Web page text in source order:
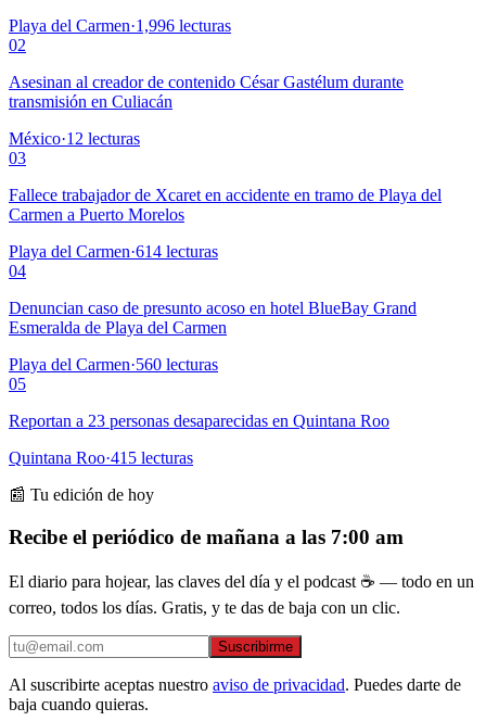
Playa del Carmen·1,996 lecturas
02
Asesinan al creador de contenido César Gastélum durante
transmisión en Culiacán
México·12 lecturas
03
Fallece trabajador de Xcaret en accidente en tramo de Playa del
Carmen a Puerto Morelos
Playa del Carmen·614 lecturas
04
Denuncian caso de presunto acoso en hotel BlueBay Grand
Esmeralda de Playa del Carmen
Playa del Carmen·560 lecturas
05
Reportan a 23 personas desaparecidas en Quintana Roo
Quintana Roo·415 lecturas
📰 Tu edición de hoy
Recibe el periódico de mañana a las 7:00 am
El diario para hojear, las claves del día y el podcast ☕ — todo en un
correo, todos los días. Gratis, y te das de baja con un clic.
Suscribirme
Al suscribirte aceptas nuestro aviso de privacidad. Puedes darte de
baja cuando quieras.